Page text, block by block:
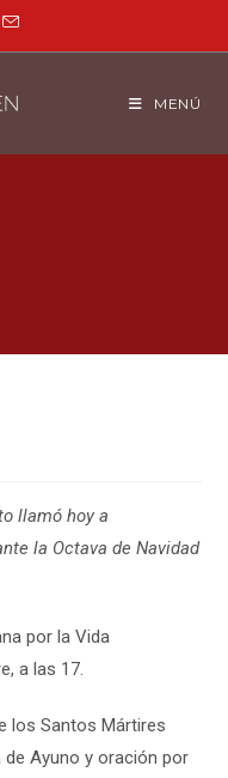
MENÚ
llamó hoy a
la Octava de Navidad
por la Vida
a las 17.
los Santos Mártires
Ayuno y oración por